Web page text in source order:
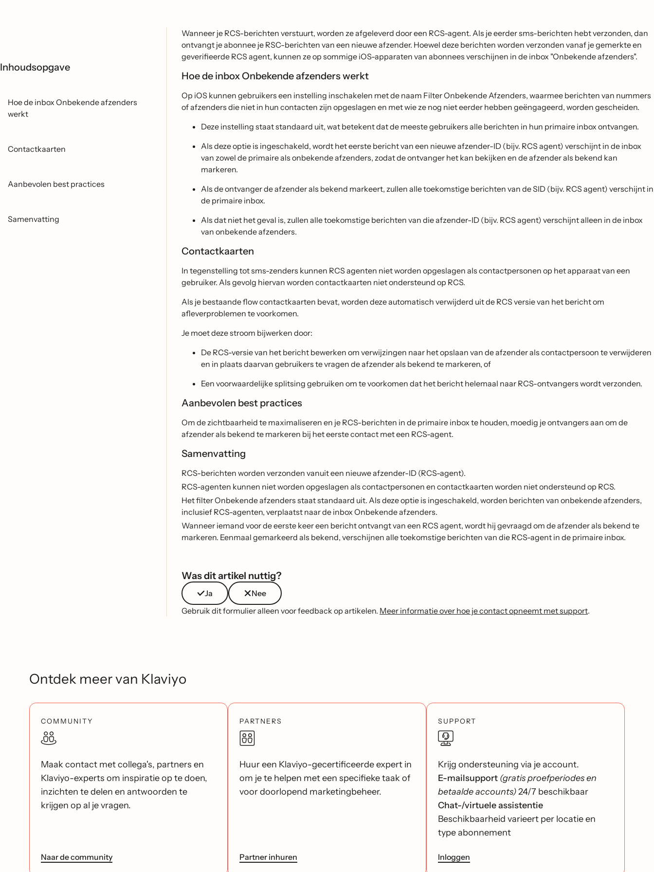
Inhoudsopgave
Hoe de inbox Onbekende afzenders
werkt
Contactkaarten
Aanbevolen best practices
Samenvatting
Wanneer je RCS-berichten verstuurt, worden ze afgeleverd door een RCS-agent. Als je eerder sms-berichten hebt verzonden, dan
ontvangt je abonnee je RSC-berichten van een nieuwe afzender. Hoewel deze berichten worden verzonden vanaf je gemerkte en
geverifieerde RCS agent, kunnen ze op sommige iOS-apparaten van abonnees verschijnen in de inbox "Onbekende afzenders".
Hoe de inbox Onbekende afzenders werkt
Op iOS kunnen gebruikers een instelling inschakelen met de naam Filter Onbekende Afzenders, waarmee berichten van nummers
of afzenders die niet in hun contacten zijn opgeslagen en met wie ze nog niet eerder hebben geëngageerd, worden gescheiden.
Deze instelling staat standaard uit, wat betekent dat de meeste gebruikers alle berichten in hun primaire inbox ontvangen.
Als deze optie is ingeschakeld, wordt het eerste bericht van een nieuwe afzender-ID (bijv. RCS agent) verschijnt in de inbox
van zowel de primaire als onbekende afzenders, zodat de ontvanger het kan bekijken en de afzender als bekend kan
markeren.
Als de ontvanger de afzender als bekend markeert, zullen alle toekomstige berichten van de SID (bijv. RCS agent) verschijnt in
de primaire inbox.
Als dat niet het geval is, zullen alle toekomstige berichten van die afzender-ID (bijv. RCS agent) verschijnt alleen in de inbox
van onbekende afzenders.
Contactkaarten
In tegenstelling tot sms-zenders kunnen RCS agenten niet worden opgeslagen als contactpersonen op het apparaat van een
gebruiker. Als gevolg hiervan worden contactkaarten niet ondersteund op RCS.
Als je bestaande flow contactkaarten bevat, worden deze automatisch verwijderd uit de RCS versie van het bericht om
afleverproblemen te voorkomen.
Je moet deze stroom bijwerken door:
De RCS-versie van het bericht bewerken om verwijzingen naar het opslaan van de afzender als contactpersoon te verwijderen
en in plaats daarvan gebruikers te vragen de afzender als bekend te markeren, of
Een voorwaardelijke splitsing gebruiken om te voorkomen dat het bericht helemaal naar RCS-ontvangers wordt verzonden.
Aanbevolen best practices
Om de zichtbaarheid te maximaliseren en je RCS-berichten in de primaire inbox te houden, moedig je ontvangers aan om de
afzender als bekend te markeren bij het eerste contact met een RCS-agent.
Samenvatting
RCS-berichten worden verzonden vanuit een nieuwe afzender-ID (RCS-agent).
RCS-agenten kunnen niet worden opgeslagen als contactpersonen en contactkaarten worden niet ondersteund op RCS.
Het filter Onbekende afzenders staat standaard uit. Als deze optie is ingeschakeld, worden berichten van onbekende afzenders,
inclusief RCS-agenten, verplaatst naar de inbox Onbekende afzenders.
Wanneer iemand voor de eerste keer een bericht ontvangt van een RCS agent, wordt hij gevraagd om de afzender als bekend te
markeren. Eenmaal gemarkeerd als bekend, verschijnen alle toekomstige berichten van die RCS-agent in de primaire inbox.
Was dit artikel nuttig?
Ja
Nee
Gebruik dit formulier alleen voor feedback op artikelen. Meer informatie over hoe je contact opneemt met support.
Ontdek meer van Klaviyo
COMMUNITY
Maak contact met collega's, partners en
Klaviyo-experts om inspiratie op te doen,
inzichten te delen en antwoorden te
krijgen op al je vragen.
Naar de community
PARTNERS
Huur een Klaviyo-gecertificeerde expert in
om je te helpen met een specifieke taak of
voor doorlopend marketingbeheer.
Partner inhuren
SUPPORT
Krijg ondersteuning via je account.
E-mailsupport (gratis proefperiodes en
betaalde accounts)24/7 beschikbaar
Chat-/virtuele assistentie
Beschikbaarheid varieert per locatie en
type abonnement
Inloggen